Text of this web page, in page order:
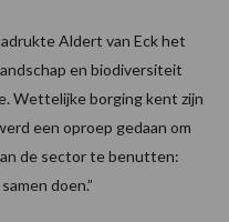
Aldert van Eck het
en biodiversiteit
Wettelijke borging kent zijn
een oproep gedaan om
de sector te benutten:
doen.”